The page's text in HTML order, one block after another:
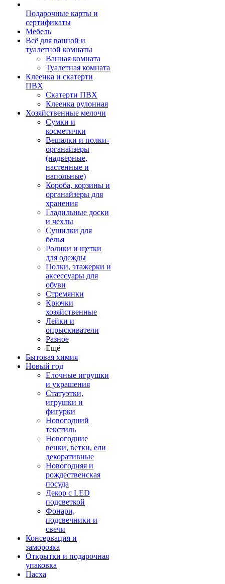
Подарочные карты и
сертификаты
Мебель
Всё для ванной и
туалетной комнаты
Ванная комната
Туалетная комната
Клеенка и скатерти
ПВХ
Скатерти ПВХ
Клеенка рулонная
Хозяйственные мелочи
Сумки и
косметички
Вешалки и полки-
органайзеры
(надверные,
настенные и
напольные)
Короба, корзины и
органайзеры для
хранения
Гладильные доски
и чехлы
Сушилки для
белья
Ролики и щетки
для одежды
Полки, этажерки и
аксессуары для
обуви
Стремянки
Крючки
хозяйственные
Лейки и
опрыскиватели
Разное
Ещё
Бытовая химия
Новый год
Елочные игрушки
и украшения
Статуэтки,
игрушки и
фигурки
Новогодний
текстиль
Новогодние
венки, ветки, ели
декоративные
Новогодняя и
рождественская
посуда
Декор с LED
подсветкой
Фонари,
подсвечники и
свечи
Консервация и
заморозка
Открытки и подарочная
упаковка
Пасха